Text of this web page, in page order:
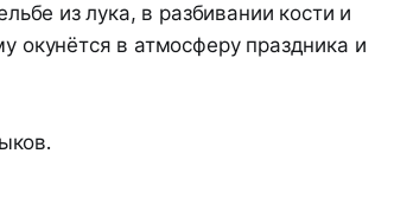
из лука, в разбивании кости и
в атмосферу праздника и